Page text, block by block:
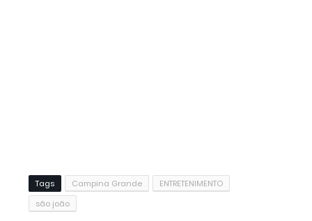
Tags Campina Grande
ENTRETENIMENTO
são joão